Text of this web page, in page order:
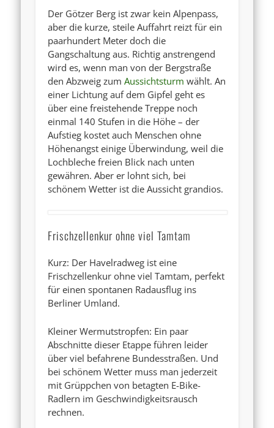
Der Götzer Berg ist zwar kein Alpenpass,
aber die kurze, steile Auffahrt reizt für ein
paarhundert Meter doch die
Gangschaltung aus. Richtig anstrengend
wird es, wenn man von der Bergstraße
den Abzweig zumAussichtsturm wählt. An
einer Lichtung auf dem Gipfel geht es
über eine freistehende Treppe noch
einmal 140 Stufen in die Höhe – der
Aufstieg kostet auch Menschen ohne
Höhenangst einige Überwindung, weil die
Lochbleche freien Blick nach unten
gewähren. Aber er lohnt sich, bei
schönem Wetter ist die Aussicht grandios.
Frischzellenkur ohne viel Tamtam
Kurz: Der Havelradweg ist eine
Frischzellenkur ohne viel Tamtam, perfekt
für einen spontanen Radausflug ins
Berliner Umland.
Kleiner Wermutstropfen: Ein paar
Abschnitte dieser Etappe führen leider
über viel befahrene Bundesstraßen. Und
bei schönem Wetter muss man jederzeit
mit Grüppchen von betagten E-Bike-
Radlern im Geschwindigkeitsrausch
rechnen.